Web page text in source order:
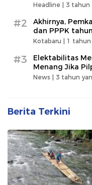
Headline | 3 tahun
#2
Akhirnya,
dan PPPK
Kotabaru | 1 tahun
#3
Elektabilitas
Menang Jika
News | 3 tahun
Berita Terkini